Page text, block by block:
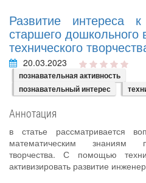
Развитие интереса
старшего дошкольного
технического
20.03.2023
познавательная активность
познавательный интерес
Аннотация
в статье рассматривается
математическим знаниям
творчества. С помощью
активизировать развитие